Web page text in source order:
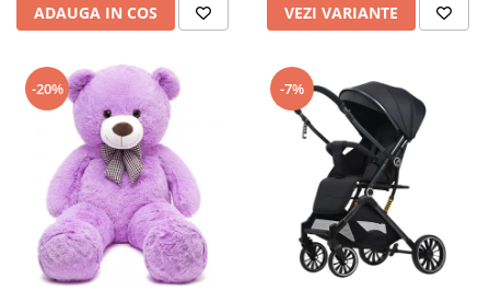
ADAUGA IN COS VEZI VARIANTE
-20% -7%